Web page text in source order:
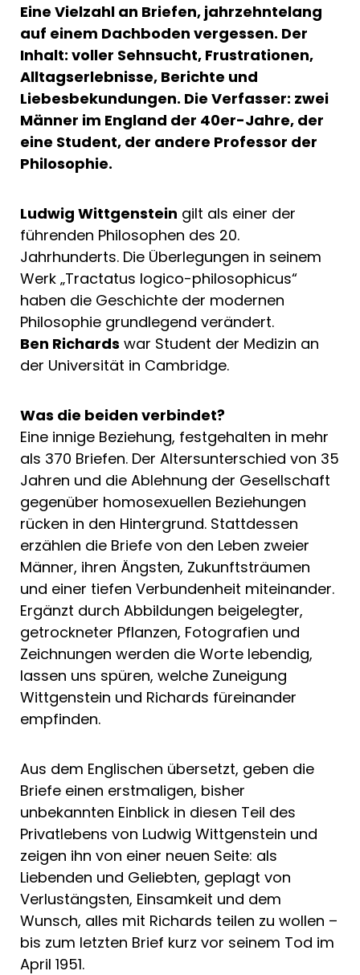
Eine Vielzahl an Briefen, jahrzehntelang
auf einem Dachboden vergessen. Der
Inhalt: voller Sehnsucht, Frustrationen,
Alltagserlebnisse, Berichte und
Liebesbekundungen. Die Verfasser: zwei
Männer im England der 40er-Jahre, der
eine Student, der andere Professor der
Philosophie.
Ludwig Wittgenstein gilt als einer der
führenden Philosophen des 20.
Jahrhunderts. Die Überlegungen in seinem
Werk „Tractatus logico-philosophicus“
haben die Geschichte der modernen
Philosophie grundlegend verändert.
Ben Richards war Student der Medizin an
der Universität in Cambridge.
Was die beiden verbindet?
Eine innige Beziehung, festgehalten in mehr
als 370 Briefen. Der Altersunterschied von 35
Jahren und die Ablehnung der Gesellschaft
gegenüber homosexuellen Beziehungen
rücken in den Hintergrund. Stattdessen
erzählen die Briefe von den Leben zweier
Männer, ihren Ängsten, Zukunftsträumen
und einer tiefen Verbundenheit miteinander.
Ergänzt durch Abbildungen beigelegter,
getrockneter Pflanzen, Fotografien und
Zeichnungen werden die Worte lebendig,
lassen uns spüren, welche Zuneigung
Wittgenstein und Richards füreinander
empfinden.
Aus dem Englischen übersetzt, geben die
Briefe einen erstmaligen, bisher
unbekannten Einblick in diesen Teil des
Privatlebens von Ludwig Wittgenstein und
zeigen ihn von einer neuen Seite: als
Liebenden und Geliebten, geplagt von
Verlustängsten, Einsamkeit und dem
Wunsch, alles mit Richards teilen zu wollen –
bis zum letzten Brief kurz vor seinem Tod im
April 1951.